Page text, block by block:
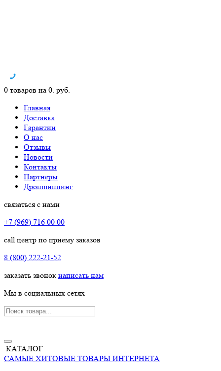
0 товаров на 0. руб.
Главная
Доставка
Гарантии
О нас
Отзывы
Новости
Контакты
Партнеры
Дропшиппинг
связаться с нами
+7 (969) 716 00 00
call центр по приему заказов
8 (800) 222-21-52
заказать звонок написать нам
Мы в социальных сетях
КАТАЛОГ
САМЫЕ ХИТОВЫЕ ТОВАРЫ ИНТЕРНЕТА